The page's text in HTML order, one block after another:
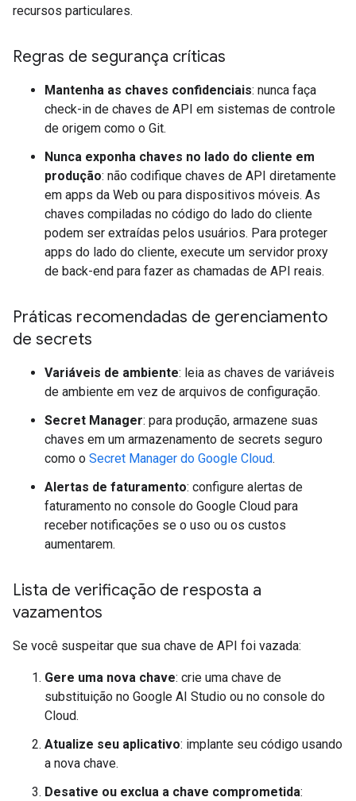
recursos particulares.
Regras de segurança críticas
Mantenha as chaves confidenciais: nunca faça
check-in de chaves de API em sistemas de controle
de origem como o Git.
Nunca exponha chaves no lado do cliente em
produção: não codifique chaves de API diretamente
em apps da Web ou para dispositivos móveis. As
chaves compiladas no código do lado do cliente
podem ser extraídas pelos usuários. Para proteger
apps do lado do cliente, execute um servidor proxy
de back-end para fazer as chamadas de API reais.
Práticas recomendadas de gerenciamento
de secrets
Variáveis de ambiente: leia as chaves de variáveis
de ambiente em vez de arquivos de configuração.
Secret Manager: para produção, armazene suas
chaves em um armazenamento de secrets seguro
como o Secret Manager do Google Cloud.
Alertas de faturamento: configure alertas de
faturamento no console do Google Cloud para
receber notificações se o uso ou os custos
aumentarem.
Lista de verificação de resposta a
vazamentos
Se você suspeitar que sua chave de API foi vazada:
Gere uma nova chave: crie uma chave de
substituição no Google AI Studio ou no console do
Cloud.
Atualize seu aplicativo: implante seu código usando
a nova chave.
Desative ou exclua a chave comprometida: